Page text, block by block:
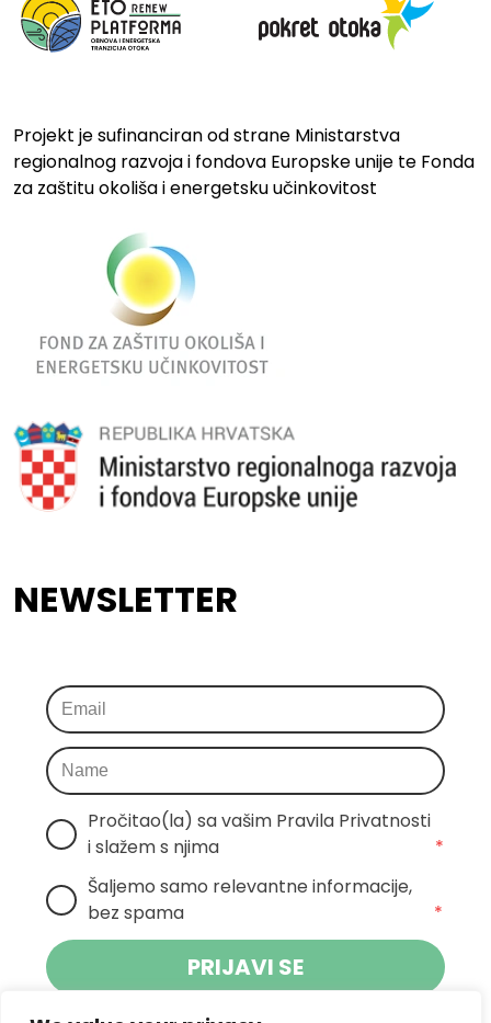
Projekt je sufinanciran od strane Ministarstva
regionalnog razvoja i fondova Europske unije te Fonda
za zaštitu okoliša i energetsku učinkovitost
NEWSLETTER
Pročitao(la) sa vašim Pravila Privatnosti
i slažem s njima
*
Šaljemo samo relevantne informacije,
bez spama
*
PRIJAVI SE